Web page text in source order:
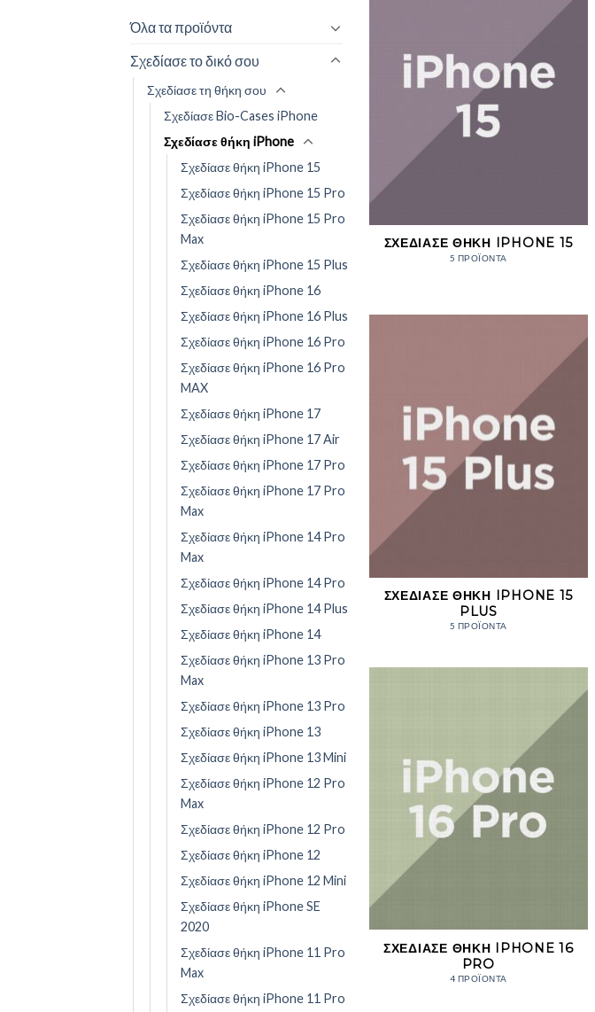
Όλα τα προϊόντα
Σχεδίασε το δικό σου
Σχεδίασε τη θήκη σου
Σχεδίασε Bio-Cases iPhone
Σχεδίασε θήκη iPhone
Σχεδίασε θήκη iPhone 15
Σχεδίασε θήκη iPhone 15 Pro
Σχεδίασε θήκη iPhone 15 Pro
Max
Σχεδίασε θήκη iPhone 15 Plus
Σχεδίασε θήκη iPhone 16
Σχεδίασε θήκη iPhone 16 Plus
Σχεδίασε θήκη iPhone 16 Pro
Σχεδίασε θήκη iPhone 16 Pro
MAX
Σχεδίασε θήκη iPhone 17
Σχεδίασε θήκη iPhone 17 Air
Σχεδίασε θήκη iPhone 17 Pro
Σχεδίασε θήκη iPhone 17 Pro
Max
Σχεδίασε θήκη iPhone 14 Pro
Max
Σχεδίασε θήκη iPhone 14 Pro
Σχεδίασε θήκη iPhone 14 Plus
Σχεδίασε θήκη iPhone 14
Σχεδίασε θήκη iPhone 13 Pro
Max
Σχεδίασε θήκη iPhone 13 Pro
Σχεδίασε θήκη iPhone 13
Σχεδίασε θήκη iPhone 13 Mini
Σχεδίασε θήκη iPhone 12 Pro
Max
Σχεδίασε θήκη iPhone 12 Pro
Σχεδίασε θήκη iPhone 12
Σχεδίασε θήκη iPhone 12 Mini
Σχεδίασε θήκη iPhone SE
2020
Σχεδίασε θήκη iPhone 11 Pro
Max
Σχεδίασε θήκη iPhone 11 Pro
ΣΧΕΔΊΑΣΕ ΘΉΚΗ IPHONE 15
5 ΠΡΟΪΌΝΤΑ
ΣΧΕΔΊΑΣΕ ΘΉΚΗ IPHONE 15
PLUS
5 ΠΡΟΪΌΝΤΑ
ΣΧΕΔΊΑΣΕ ΘΉΚΗ IPHONE 16
PRO
4 ΠΡΟΪΌΝΤΑ